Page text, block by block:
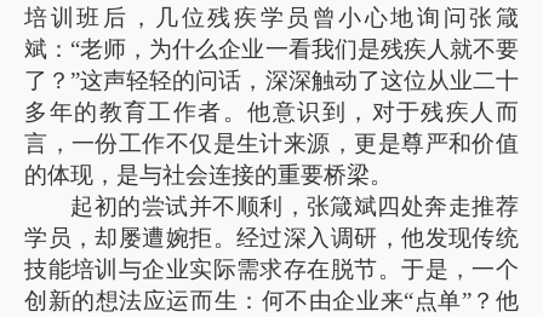
培训班后，几位残疾学员曾小心地询问张箴
斌：“老师，为什么企业一看我们是残疾人就不要
了？”这声轻轻的问话，深深触动了这位从业二十
多年的教育工作者。他意识到，对于残疾人而
言，一份工作不仅是生计来源，更是尊严和价值
的体现，是与社会连接的重要桥梁。
起初的尝试并不顺利，张箴斌四处奔走推荐
学员，却屡遭婉拒。经过深入调研，他发现传统
技能培训与企业实际需求存在脱节。于是，一个
创新的想法应运而生：何不由企业来“点单”？他